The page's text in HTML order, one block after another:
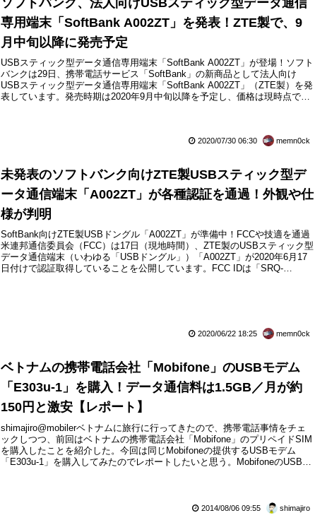
ソフトバンク、法人向けUSBスティック型データ通信
専用端末「SoftBank A002ZT」を発表！ZTE製で、9
月中旬以降に発売予定
USBスティック型データ通信専用端末「SoftBank A002ZT」が登場！ソフト
バンクは29日、携帯電話サービス「SoftBank」の新商品として法人向け
USBスティック型データ通信専用端末「SoftBank A002ZT」（ZTE製）を発
表しています。発売時期は2020年9月中旬以降を予定し、価格は現時点では
2020/07/30 06:30 memn0ck
未発表のソフトバンク向けZTE製USBスティック型デ
ータ通信端末「A002ZT」が各種認証を通過！外観や仕
様が判明
SoftBank向けZTE製USBドングル「A002ZT」が準備中！FCCや技適を通過
米連邦通信委員会（FCC）は17日（現地時間）、ZTE製のUSBスティック型
データ通信端末（いわゆる「USBドングル」）「A002ZT」が2020年6月17
日付けで認証取得していることを公開しています。FCC IDは「SRQ-
2020/06/22 18:25 memn0ck
ベトナムの携帯電話会社「Mobifone」のUSBモデム
「E303u-1」を購入！データ通信料は1.5GB／月が約
150円と激安【レポート】
shimajiro@mobilerベトナムに旅行に行ってきたので、携帯電話事情をチェ
ックしつつ、前回はベトナムの携帯電話会社「Mobifone」のプリペイドSIM
を購入したことを紹介した。今回は同じMobifoneの提供するUSBモデム
「E303u-1」を購入してみたのでレポートしたいと思う。MobifoneのUSBモ
2014/08/06 09:55 shimajiro